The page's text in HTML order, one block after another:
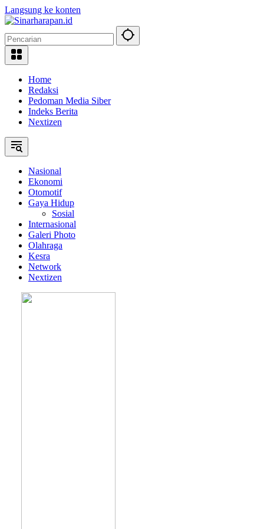
Langsung ke konten
Home
Redaksi
Pedoman Media Siber
Indeks Berita
Nextizen
Nasional
Ekonomi
Otomotif
Gaya Hidup
Sosial
Internasional
Galeri Photo
Olahraga
Kesra
Network
Nextizen